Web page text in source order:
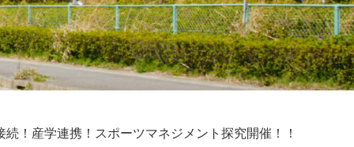
続！産学連携！スポーツマネジメント探究開催！！